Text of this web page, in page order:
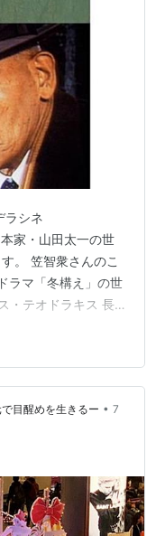
ラシネ
家・山田太一の世
。 笠智衆さんのこ
ラマ「冬構え」の世
・テオドラキス 長
こと。 あとが
と言えば、小津安二
代も含めると、小津
です。 「東京物
など、家族の絆を
目醒めを生きるー • 7